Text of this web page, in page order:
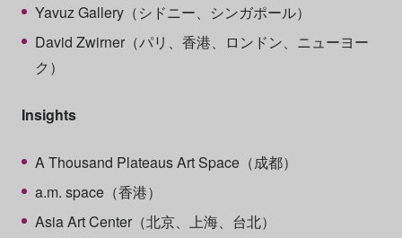
Yavuz Gallery（シドニー、シンガポール）
David Zwirner（パリ、香港、ロンドン、ニューヨー
ク）
Insights
A Thousand Plateaus Art Space（成都）
a.m. space（香港）
Asia Art Center（北京、上海、台北）